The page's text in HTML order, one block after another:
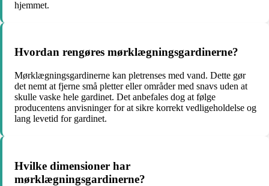
hjemmet.
Hvordan rengøres mørklægningsgardinerne?
Mørklægningsgardinerne kan pletrenses med vand. Dette gør
det nemt at fjerne små pletter eller områder med snavs uden at
skulle vaske hele gardinet. Det anbefales dog at følge
producentens anvisninger for at sikre korrekt vedligeholdelse og
lang levetid for gardinet.
Hvilke dimensioner har
mørklægningsgardinerne?